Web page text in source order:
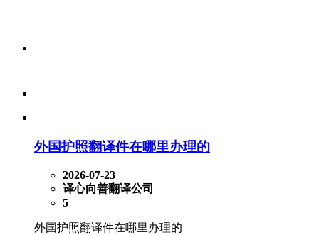
外国护照翻译件在哪里办理的
2026-07-23
译心向善翻译公司
5
外国护照翻译件在哪里办理的